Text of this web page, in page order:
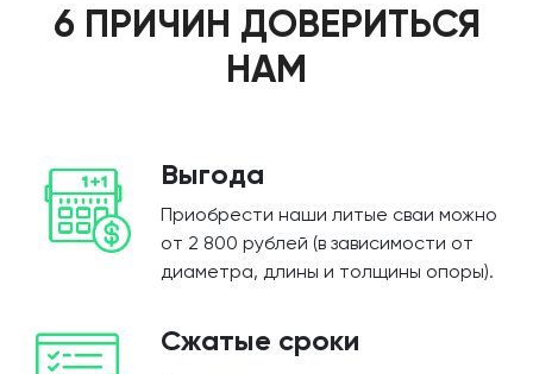
6 ПРИЧИН ДОВЕРИТЬСЯ
НАМ
Выгода
Приобрести наши литые сваи можно
от 2 800 рублей (в зависимости от
диаметра, длины и толщины опоры).
Сжатые сроки